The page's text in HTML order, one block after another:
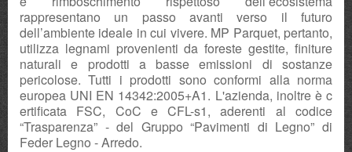
rappresentano un passo avanti verso il futuro
dell’ambiente ideale in cui vivere. MP Parquet, pertanto,
utilizza legnami provenienti da foreste gestite, finiture
naturali e prodotti a basse emissioni di sostanze
pericolose. Tutti i prodotti sono conformi alla norma
europea UNI EN 14342:2005+A1. L'azienda, inoltre è c
ertificata FSC, CoC e CFL-s1, aderenti al codice
“Trasparenza” - del Gruppo “Pavimenti di Legno” di
Feder Legno - Arredo.